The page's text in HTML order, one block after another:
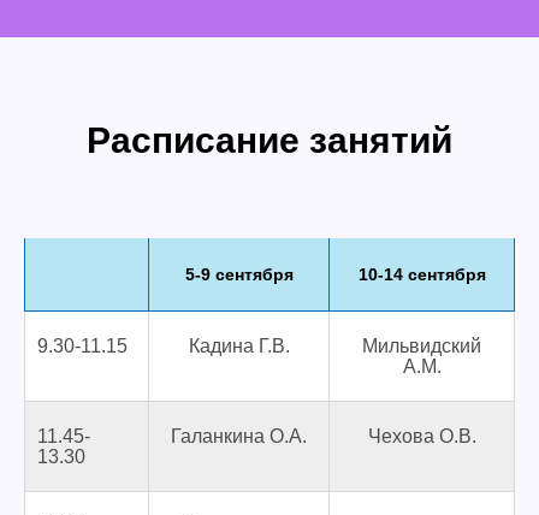
Расписание занятий
5-9 сентября 10-14 сентября
9.30-11.15 Кадина Г.В.
Мильвидский
А.М.
11.45-
13.30
Галанкина О.А. Чехова О.В.